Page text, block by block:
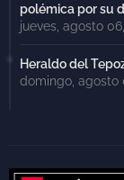
polémica por su
jueves, agosto
Heraldo del
domingo, agosto